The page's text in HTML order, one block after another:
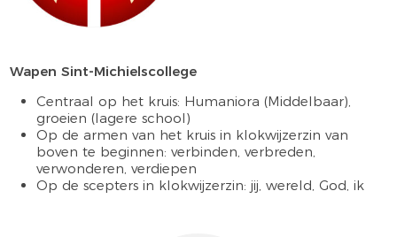
Wapen Sint-Michielscollege
Centraal op het kruis: Humaniora (Middelbaar),
groeien (lagere school)
Op de armen van het kruis in klokwijzerzin van
boven te beginnen: verbinden, verbreden,
verwonderen, verdiepen
Op de scepters in klokwijzerzin: jij, wereld, God, ik